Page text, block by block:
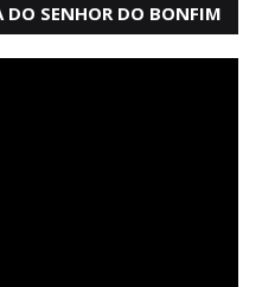
DO SENHOR DO BONFIM